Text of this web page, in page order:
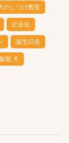
のしつけ教室
社会化
誕生日会
能 犬